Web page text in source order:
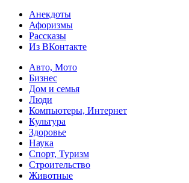
Анекдоты
Афоризмы
Рассказы
Из ВКонтакте
Авто, Мото
Бизнес
Дом и семья
Люди
Компьютеры, Интернет
Культура
Здоровье
Наука
Спорт, Туризм
Строительство
Животные